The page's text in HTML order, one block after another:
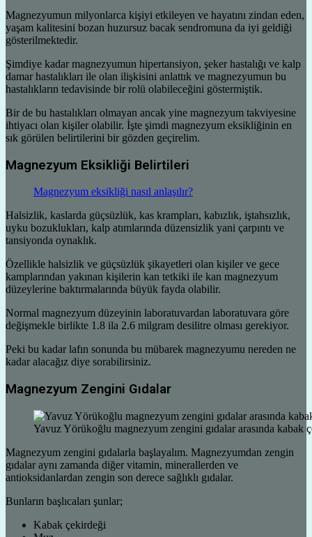
Magnezyumun milyonlarca kişiyi etkileyen ve hayatını zindan eden,
yaşam kalitesini bozan huzursuz bacak sendromuna da iyi geldiği
gösterilmektedir.
Şimdiye kadar magnezyumun hipertansiyon, şeker hastalığı ve kalp
damar hastalıkları ile olan ilişkisini anlattık ve magnezyumun bu
hastalıkların tedavisinde bir rolü olabileceğini göstermiştik.
Bir de bu hastalıkları olmayan ancak yine magnezyum takviyesine
ihtiyacı olan kişiler olabilir. İşte şimdi magnezyum eksikliğinin en
sık görülen belirtilerini bir gözden geçirelim.
Magnezyum Eksikliği Belirtileri
Magnezyum eksikliği nasıl anlaşılır?
Halsizlik, kaslarda güçsüzlük, kas krampları, kabızlık, iştahsızlık,
uyku bozuklukları, kalp atımlarında düzensizlik yani çarpıntı ve
tansiyonda oynaklık.
Özellikle halsizlik ve güçsüzlük şikayetleri olan kişiler ve gece
kamplarından yakınan kişilerin kan tetkiki ile kan magnezyum
düzeylerine baktırmalarında büyük fayda olabilir.
Normal magnezyum düzeyinin laboratuvardan laboratuvara göre
değişmekle birlikte 1.8 ila 2.6 milgram desilitre olması gerekiyor.
Peki bu kadar lafın sonunda bu mübarek magnezyumu nereden ne
kadar alacağız diye sorabilirsiniz.
Magnezyum Zengini Gıdalar
Yavuz Yörükoğlu magnezyum zengini gıdalar arasında kabak
Magnezyum zengini gıdalarla başlayalım. Magnezyumdan zengin
gıdalar aynı zamanda diğer vitamin, minerallerden ve
antioksidanlardan zengin son derece sağlıklı gıdalar.
Bunların başlıcaları şunlar;
Kabak çekirdeği